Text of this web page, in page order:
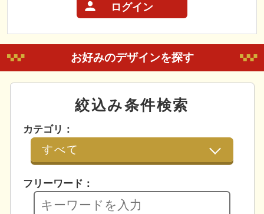
ログイン
お好みのデザインを探す
絞込み条件検索
カテゴリ：
フリーワード：